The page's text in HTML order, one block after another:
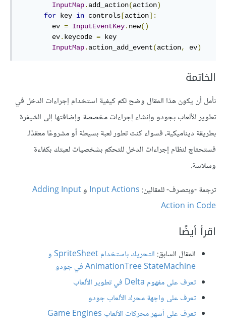
InputMap. add_action(action)
for key in controls [action]:
        ev
= InputEventKey. new()
        ev
. keycode = key
InputMap. action_add_event(action, ev)
الخاتمة
نأمل أن يكون هذا المقال وضح لكم كيفية استخدام إجراءات الدخل في
تطوير الألعاب بجودو وإنشاء إجراءات مخصصة وإضافتها إلى الشيفرة
بطريقة ديناميكية، فسواء كنت تطور لعبة بسيطة أو مشروعًا معقدًا،
فستحتاج لنظام إجراءات الدخل للتحكم بشخصيات لعبتك بكفاءة
وسلاسة.
ترجمة -وبتصرف- للمقالين: Input Actions وAdding Input
Action in Code
اقرأ أيضًا
المقال السابق:
التحريك باستخدام SpriteSheet و
AnimationTree StateMachine في جودو
تعرف على مفهوم Delta في تطوير الألعاب
تعرف على واجهة محرك الألعاب جودو
تعرف على أشهر محركات الألعاب Game Engines